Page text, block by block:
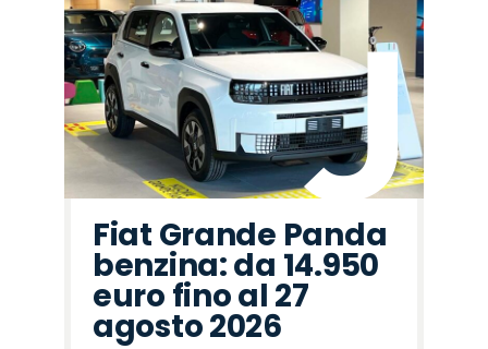
Fiat Grande Panda
benzina: da 14.950
euro fino al 27
agosto 2026